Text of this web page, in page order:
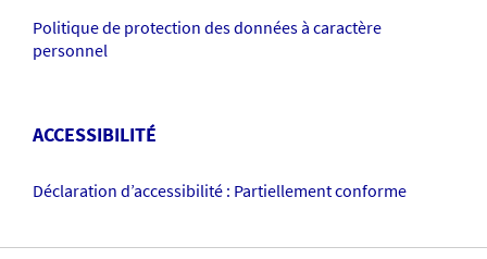
Politique de protection des données à caractère
personnel
ACCESSIBILITÉ
Déclaration d’accessibilité : Partiellement conforme